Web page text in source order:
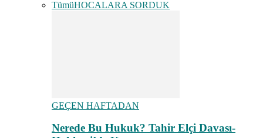
TümüHOCALARA SORDUK
GEÇEN HAFTADAN
Nerede Bu Hukuk? Tahir Elçi Davası-